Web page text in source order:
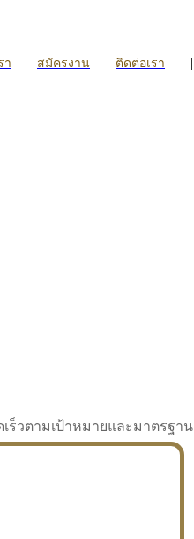
า สมัครงาน ติดต่อเรา |
วตามเป้าหมายและมาตรฐาน